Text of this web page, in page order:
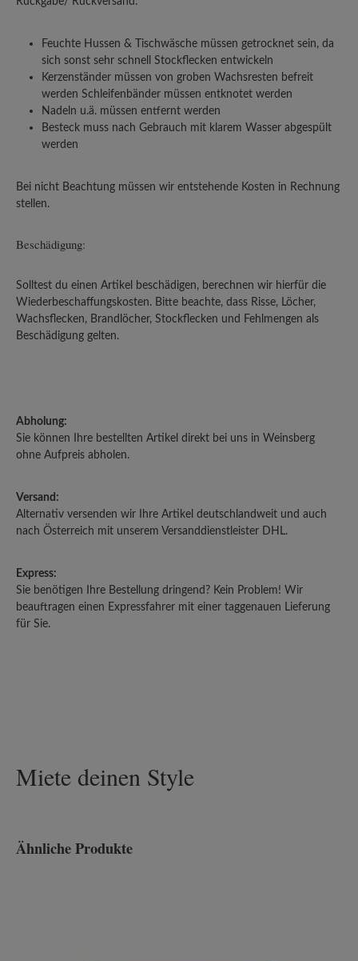
Feuchte Hussen & Tischwäsche müssen getrocknet sein, da
sich sonst sehr schnell Stockflecken entwickeln
Kerzenständer müssen von groben Wachsresten befreit
werden Schleifenbänder müssen entknotet werden
Nadeln u.ä. müssen entfernt werden
Besteck muss nach Gebrauch mit klarem Wasser abgespült
werden
Bei nicht Beachtung müssen wir entstehende Kosten in Rechnung
stellen.
Beschädigung:
Solltest du einen Artikel beschädigen, berechnen wir hierfür die
Wiederbeschaffungskosten. Bitte beachte, dass Risse, Löcher,
Wachsflecken, Brandlöcher, Stockflecken und Fehlmengen als
Beschädigung gelten.
Abholung:
Sie können Ihre bestellten Artikel direkt bei uns in Weinsberg
ohne Aufpreis abholen.
Versand:
Alternativ versenden wir Ihre Artikel deutschlandweit und auch
nach Österreich mit unserem Versanddienstleister DHL.
Express:
Sie benötigen Ihre Bestellung dringend? Kein Problem! Wir
beauftragen einen Expressfahrer mit einer taggenauen Lieferung
für Sie.
Miete deinen Style
Produktgalerie überspringen
Ähnliche Produkte